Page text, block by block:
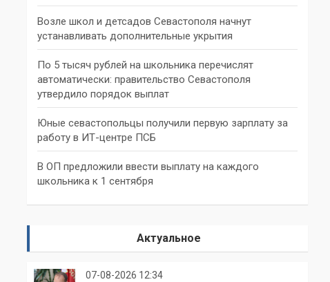
Возле школ и детсадов Севастополя начнут
устанавливать дополнительные укрытия
По 5 тысяч рублей на школьника перечислят
автоматически: правительство Севастополя
утвердило порядок выплат
Юные севастопольцы получили первую зарплату за
работу в ИТ-центре ПСБ
В ОП предложили ввести выплату на каждого
школьника к 1 сентября
Актуальное
07-08-2026 12:34